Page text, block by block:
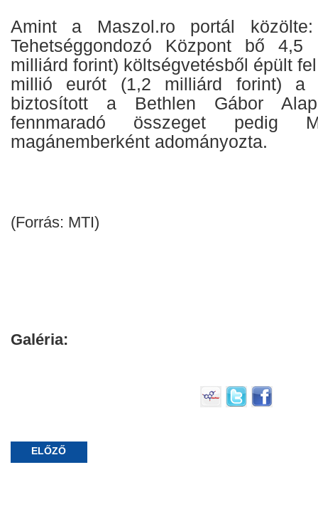
Amint a Maszol.ro portál
Tehetséggondozó Központ bő
milliárd forint) költségvetésből épült
millió eurót (1,2 milliárd forint) a
biztosított a Bethlen Gábor
fennmaradó összeget pedig
magánemberként adományozta.
(Forrás: MTI)
Galéria:
ELŐZŐ